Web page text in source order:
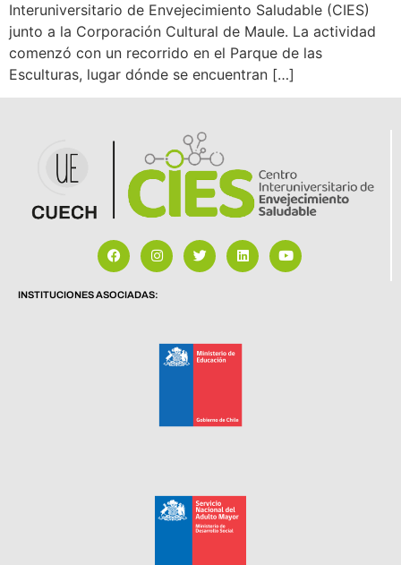
Interuniversitario de Envejecimiento Saludable (CIES)
junto a la Corporación Cultural de Maule. La actividad
comenzó con un recorrido en el Parque de las
Esculturas, lugar dónde se encuentran […]
INSTITUCIONES ASOCIADAS: